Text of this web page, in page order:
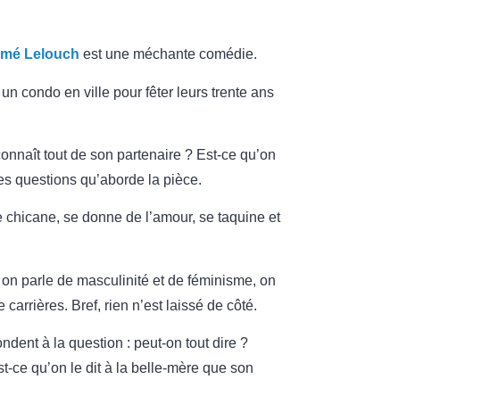
Lelouch est une méchante comédie.
condo en ville pour fêter leurs trente ans
tout de son partenaire ? Est-ce qu’on
questions qu’aborde la pièce.
se donne de l’amour, se taquine et
parle de masculinité et de féminisme, on
Bref, rien n’est laissé de côté.
à la question : peut-on tout dire ?
ce qu’on le dit à la belle-mère que son